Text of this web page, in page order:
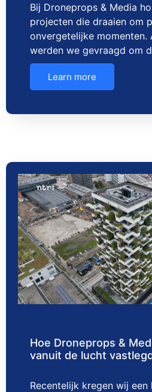
Bij Droneprops & Media
projecten die draaien om
onvergetelijke momenten.
werden we gevraagd om
Learn more
Hoe Droneprops &
vanuit de lucht
Recentelijk kregen wij een